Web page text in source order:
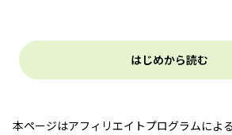
はじめから読む
本ページはアフィリエイトプログラムによ